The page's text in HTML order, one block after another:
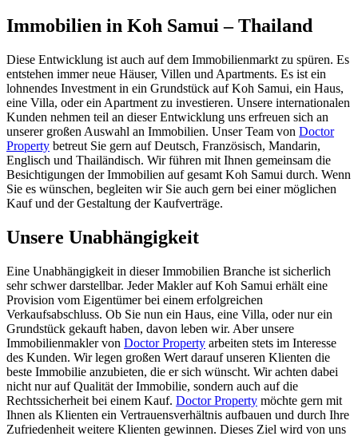
Immobilien in Koh Samui – Thailand
Diese Entwicklung ist auch auf dem Immobilienmarkt zu spüren. Es
entstehen immer neue Häuser, Villen und Apartments. Es ist ein
lohnendes Investment in ein Grundstück auf Koh Samui, ein Haus,
eine Villa, oder ein Apartment zu investieren. Unsere internationalen
Kunden nehmen teil an dieser Entwicklung uns erfreuen sich an
unserer großen Auswahl an Immobilien. Unser Team von Doctor
Property betreut Sie gern auf Deutsch, Französisch, Mandarin,
Englisch und Thailändisch. Wir führen mit Ihnen gemeinsam die
Besichtigungen der Immobilien auf gesamt Koh Samui durch. Wenn
Sie es wünschen, begleiten wir Sie auch gern bei einer möglichen
Kauf und der Gestaltung der Kaufverträge.
Unsere Unabhängigkeit
Eine Unabhängigkeit in dieser Immobilien Branche ist sicherlich
sehr schwer darstellbar. Jeder Makler auf Koh Samui erhält eine
Provision vom Eigentümer bei einem erfolgreichen
Verkaufsabschluss. Ob Sie nun ein Haus, eine Villa, oder nur ein
Grundstück gekauft haben, davon leben wir. Aber unsere
Immobilienmakler von Doctor Property arbeiten stets im Interesse
des Kunden. Wir legen großen Wert darauf unseren Klienten die
beste Immobilie anzubieten, die er sich wünscht. Wir achten dabei
nicht nur auf Qualität der Immobilie, sondern auch auf die
Rechtssicherheit bei einem Kauf. Doctor Property möchte gern mit
Ihnen als Klienten ein Vertrauensverhältnis aufbauen und durch Ihre
Zufriedenheit weitere Klienten gewinnen. Dieses Ziel wird von uns